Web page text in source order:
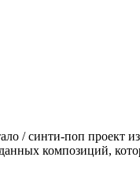
/ синти-поп проект
композиций,